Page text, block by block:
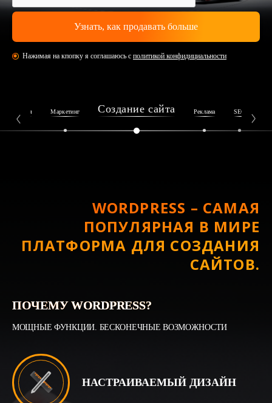
Нажимая на кпопку я соглашаюсь с политикой конфидициальности
Репутация Маркетинг Создание сайта Реклама SEO
WORDPRESS – САМАЯ
ПОПУЛЯРНАЯ В МИРЕ
ПЛАТФОРМА ДЛЯ СОЗДАНИЯ
САЙТОВ.
ПОЧЕМУ WORDPRESS?
МОЩНЫЕ ФУНКЦИИ. БЕСКОНЕЧНЫЕ ВОЗМОЖНОСТИ
НАСТРАИВАЕМЫЙ ДИЗАЙН